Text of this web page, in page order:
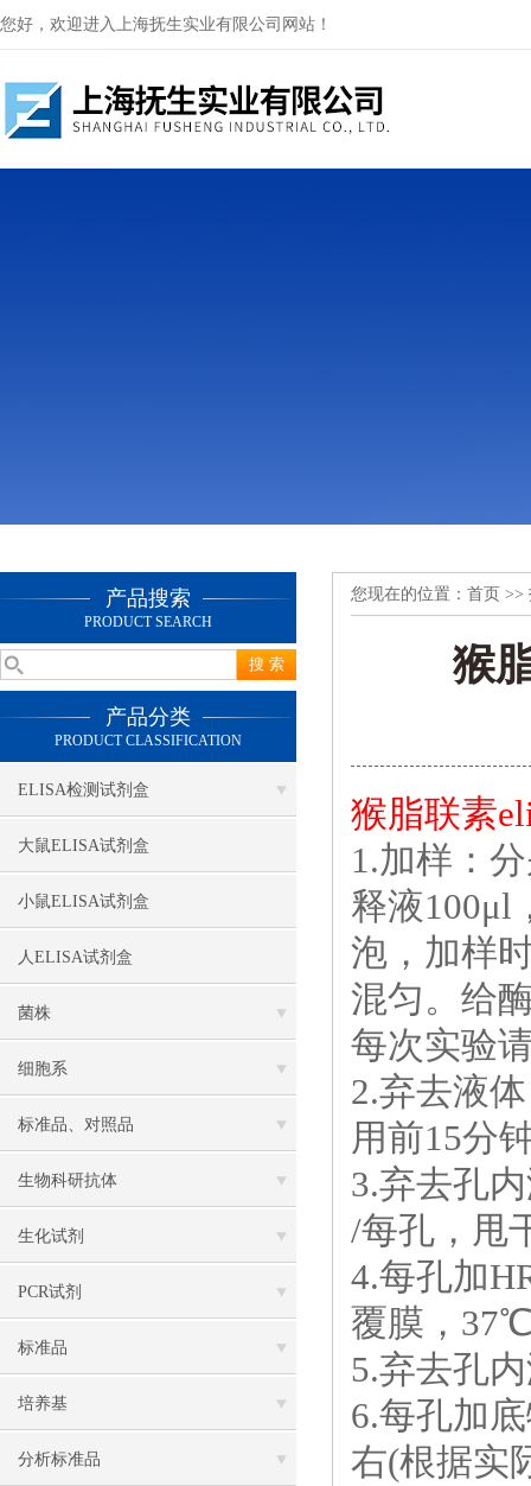
您好，欢迎进入上海抚生实业有限公司网站！
产品搜索
PRODUCT SEARCH
产品分类
PRODUCT CLASSIFICATION
ELISA检测试剂盒
大鼠ELISA试剂盒
小鼠ELISA试剂盒
人ELISA试剂盒
菌株
细胞系
标准品、对照品
生物科研抗体
生化试剂
PCR试剂
标准品
培养基
分析标准品
您现在的位置： 首页 >>
猴
猴脂联素
1.加样：
释液100μl
泡，加样
混匀。给
每次实验
2.弃去液
用前15分
3.弃去孔
/每孔，甩
4.每孔加
覆膜，
5.弃去孔
6.每孔加
右(根据实